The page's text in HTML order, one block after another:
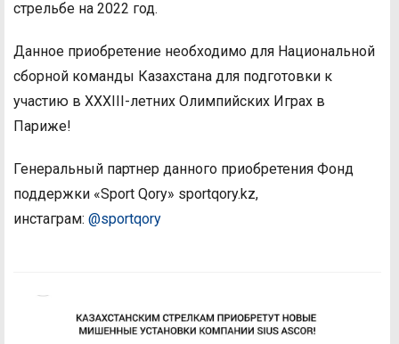
стрельбе на 2022 год.
Данное приобретение необходимо для Национальной
сборной команды Казахстана для подготовки к
участию в XXXIII-летних Олимпийских Играх в
Париже!
Генеральный партнер данного приобретения Фонд
поддержки «Sport Qory» sportqory.kz,
инстаграм: @sportqory